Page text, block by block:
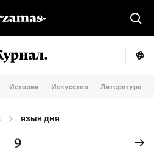
История Искусство Литература
ЯЗЫК ДНЯ
9